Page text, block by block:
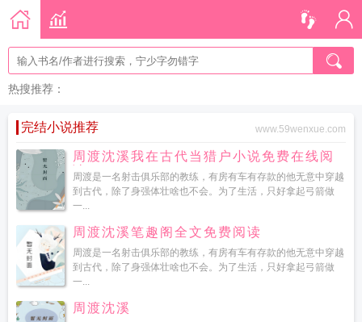
热搜推荐：
完结小说推荐 www.59wenxue.com
周渡沈溪我在古代当猎户小说免费在线阅
读
周渡是一名射击俱乐部的教练，有房有车有存款的他无意中穿越
到古代，除了身强体壮啥也不会。为了生活，只好拿起弓箭做
一...
周渡沈溪笔趣阁全文免费阅读
周渡是一名射击俱乐部的教练，有房有车有存款的他无意中穿越
到古代，除了身强体壮啥也不会。为了生活，只好拿起弓箭做
一...
周渡沈溪